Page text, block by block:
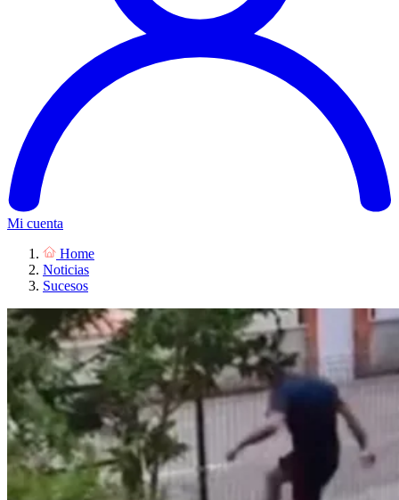
Mi cuenta
Home
Noticias
Sucesos